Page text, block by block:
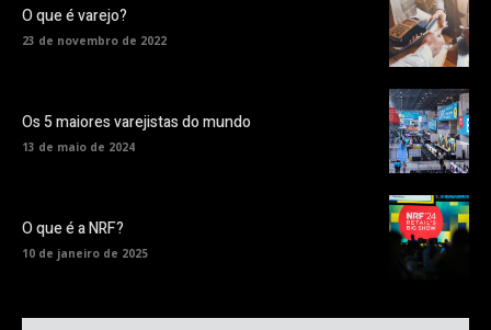
O que é varejo?
23 de novembro de 2022
Os 5 maiores varejistas do mundo
13 de maio de 2024
O que é a NRF?
10 de janeiro de 2025